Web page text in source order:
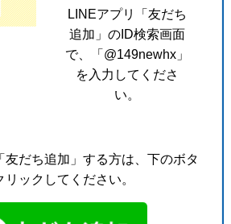
LINEアプリ「友だち
追加」のID検索画面
で、「@149newhx」
を入力してくださ
い。
友だち追加」する方は、下のボタ
リックしてください。